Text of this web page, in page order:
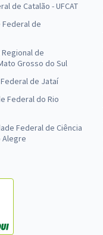
de Catalão - UFCAT
Federal de
Regional de
Grosso do Sul
de Jataí
Federal do Rio
Federal de Ciência
Alegre